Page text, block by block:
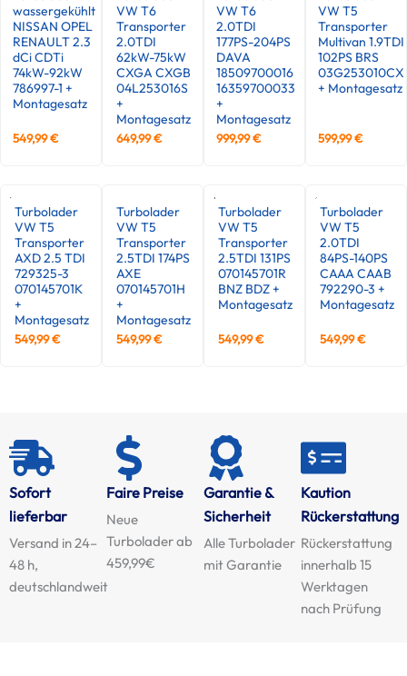
wassergekühlt
NISSAN OPEL
RENAULT 2.3
dCi CDTi
74kW-92kW
786997-1 +
Montagesatz
549,99€
VW T6
Transporter
2.0TDI
62kW-75kW
CXGA CXGB
04L253016S
+
Montagesatz
649,99€
VW T6
2.0TDI
177PS-204PS
DAVA
18509700016
16359700033
+
Montagesatz
999,99€
VW T5
Transporter
Multivan 1.9TDI
102PS BRS
03G253010CX
+ Montagesatz
599,99€
Turbolader
VW T5
Transporter
AXD 2.5 TDI
729325-3
070145701K
+
Montagesatz
549,99€
Turbolader
VW T5
Transporter
2.5TDI 174PS
AXE
070145701H
+
Montagesatz
549,99€
Turbolader
VW T5
Transporter
2.5TDI 131PS
070145701R
BNZ BDZ +
Montagesatz
549,99€
Turbolader
VW T5
2.0TDI
84PS-140PS
CAAA CAAB
792290-3 +
Montagesatz
549,99€
Sofort
lieferbar
Versand in 24–
48 h,
deutschlandweit
Faire Preise
Neue
Turbolader ab
459,99€
Garantie &
Sicherheit
Alle Turbolader
mit Garantie
Kaution
Rückerstattung
Rückerstattung
innerhalb 15
Werktagen
nach Prüfung